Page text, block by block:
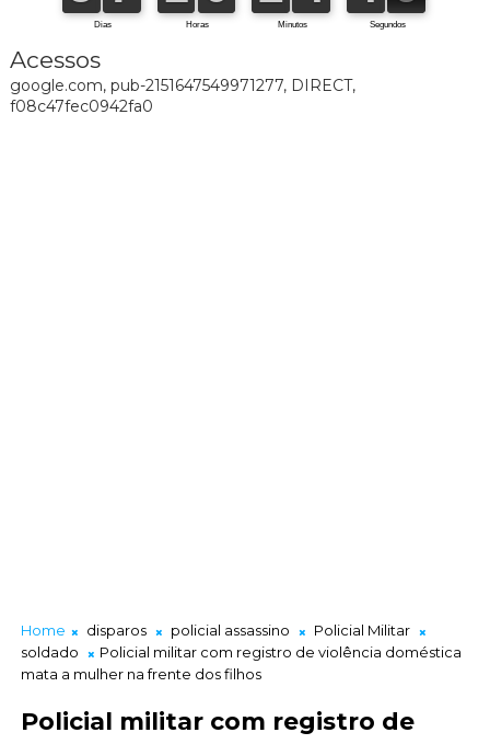
Acessos
google.com, pub-2151647549971277, DIRECT,
f08c47fec0942fa0
Home disparos policial assassino
Policial Militar
soldado
Policial militar com registro de violência doméstica
mata a mulher na frente dos filhos
Policial militar com registro de